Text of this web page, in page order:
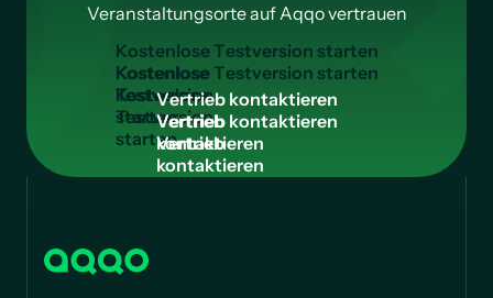
Veranstaltungsorte auf Aqqo vertrauen
KostenloseTestversion starten
Kostenlose
Testversion
starten
Vertrieb kontaktieren
Vertrieb
kontaktieren